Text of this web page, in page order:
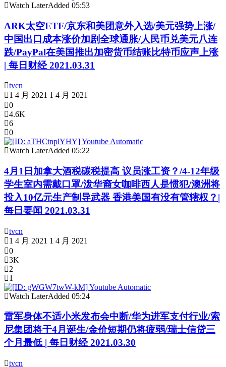
Watch LaterAdded 05:53
ARK太空ETF/京东和美团意外入选/美元强势上涨/
中国出口成本涨价加剧全球通胀/人民币兑美元八连
跌/PayPal在美国推出加密货币结账比特币应声上涨
| 每日财经 2021.03.31
tvcn
1 4 月 2021 1 4 月 2021
0
4.6K
6
0
Watch LaterAdded 05:22
4月1日加拿大酒税碳税提高 议员涨工资？/4-12年级
学生室内需戴口罩/泼华裔女咖啡西人是惯犯/澳洲将
投入10亿元生产制导武器 香港美国有没有管辖权？|
每日要闻 2021.03.31
tvcn
1 4 月 2021 1 4 月 2021
0
3K
2
1
Watch LaterAdded 05:24
雷军身体不适小米发布会中断/华为进军支付行业/索
尼集团将于4月诞生/金价短期仍将疲弱/瑞士信贷三
个月最低 | 每日财经 2021.03.30
tvcn